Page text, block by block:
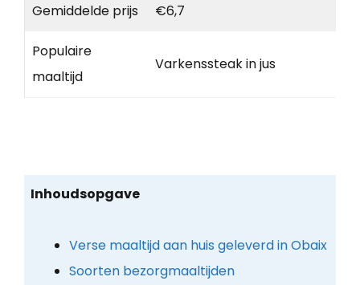
Gemiddelde prijs €6,7
Populaire
maaltijd
Varkenssteak in jus
Inhoudsopgave
Verse maaltijd aan huis geleverd in Obaix
Soorten bezorgmaaltijden